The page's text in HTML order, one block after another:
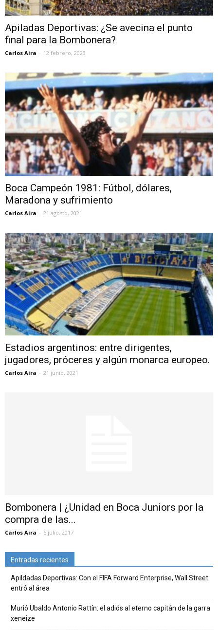
Apiladas Deportivas: ¿Se avecina el punto
final para la Bombonera?
Carlos Aira - 12 febrero, 2023
Boca Campeón 1981: Fútbol, dólares,
Maradona y sufrimiento
Carlos Aira - 21 agosto, 2021
Estadios argentinos: entre dirigentes,
jugadores, próceres y algún monarca europeo.
Carlos Aira - 21 junio, 2021
Bombonera | ¿Unidad en Boca Juniors por la
compra de las...
Carlos Aira - 6 julio, 2017
Entradas recientes
Apildadas Deportivas: Con el FIFA Forward Enterprise, Wall Street
entró al área
Murió Ubaldo Antonio Rattín: el adiós al eterno capitán de la garra
xeneize